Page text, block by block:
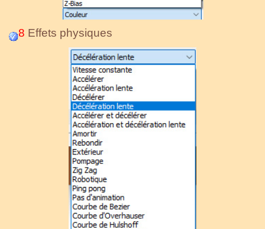
8 Effets physiques